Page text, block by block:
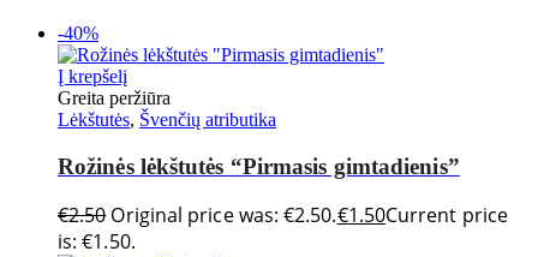
-40%
Į krepšelį
Greita peržiūra
Lėkštutės, Švenčių atributika
Rožinės lėkštutės “Pirmasis gimtadienis”
€2.50 Original price was: €2.50.€1.50Current price
is: €1.50.